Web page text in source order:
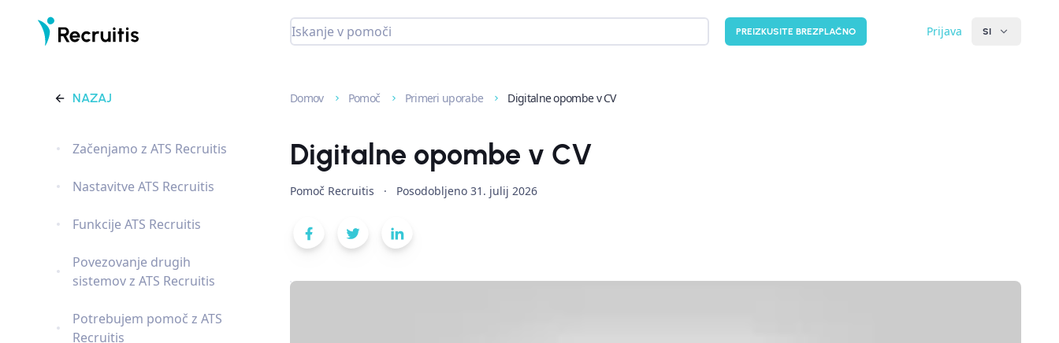
SI
PREIZKUSITE BREZPLAČNO Prijava
Domov Pomoč Primeri uporabe Digitalne opombe v CV
Digitalne opombe v CV
Pomoč Recruitis · Posodobljeno 31. julij 2026
NAZAJ
Začenjamo z ATS Recruitis
Nastavitve ATS Recruitis
Funkcije ATS Recruitis
Povezovanje drugih
sistemov z ATS Recruitis
Potrebujem pomoč z ATS
Recruitis